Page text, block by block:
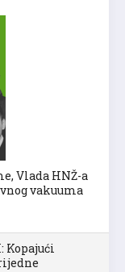
Vlada HNŽ-a
vakuuma
Kopajući